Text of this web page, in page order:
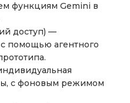
функциям Gemini в
доступ) —
с помощью агентного
с фоновым режимом